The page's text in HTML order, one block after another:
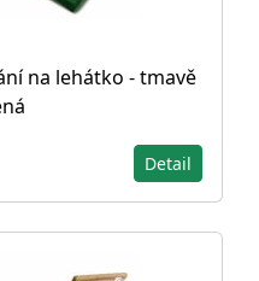
na lehátko - tmavě
Detail